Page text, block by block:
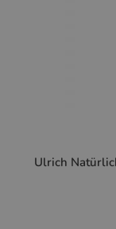
Ulrich